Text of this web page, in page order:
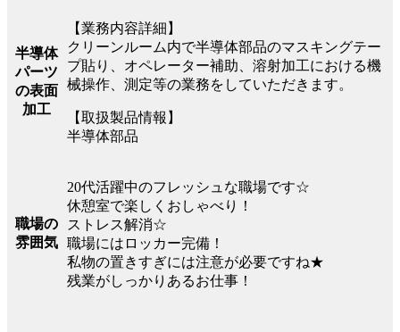
半導体
パーツ
の表面
加工
【業務内容詳細】
クリーンルーム内で半導体部品のマスキングテー
プ貼り、オペレーター補助、溶射加工における機
械操作、測定等の業務をしていただきます。
【取扱製品情報】
半導体部品
職場の
雰囲気
20代活躍中のフレッシュな職場です☆
休憩室で楽しくおしゃべり！
ストレス解消☆
職場にはロッカー完備！
私物の置きすぎには注意が必要ですね★
残業がしっかりあるお仕事！